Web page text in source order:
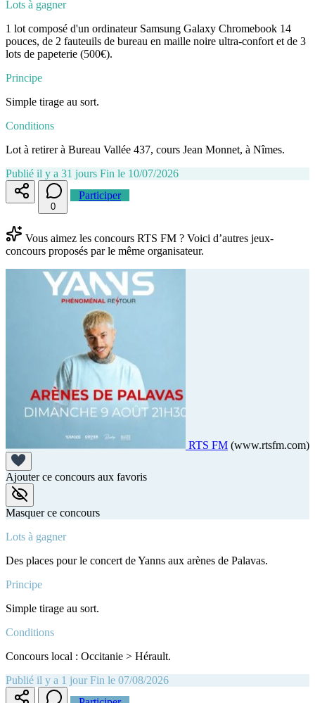
Lots à gagner
1 lot composé d'un ordinateur Samsung Galaxy Chromebook 14
pouces, de 2 fauteuils de bureau en maille noire ultra-confort et de 3
lots de papeterie (500€).
Principe
Simple tirage au sort.
Conditions
Lot à retirer à Bureau Vallée 437, cours Jean Monnet, à Nîmes.
Publié il y a 31 jours Fin le 10/07/2026
0
Participer
Vous aimez les concours RTS FM ? Voici d’autres jeux-
concours proposés par le même organisateur.
RTS FM (www.rtsfm.com)
Ajouter ce concours aux favoris
Masquer ce concours
Lots à gagner
Des places pour le concert de Yanns aux arènes de Palavas.
Principe
Simple tirage au sort.
Conditions
Concours local : Occitanie > Hérault.
Publié il y a 1 jour Fin le 07/08/2026